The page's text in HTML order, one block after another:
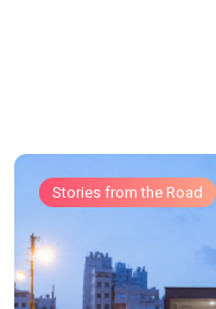
Stories from the Road